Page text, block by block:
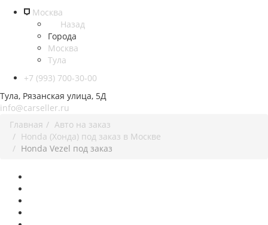
Москва
Назад
Города
Москва
Тула
+7 (993) 700-30-00
Тула, Рязанская улица, 5Д
info@carseller.ru
Главная
Авто на заказ
Honda (Хонда) под заказ в Москве
Honda Vezel под заказ